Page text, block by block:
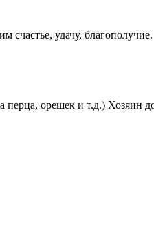
счастье, удачу, благополучие.
орешек и т.д.) Хозяин